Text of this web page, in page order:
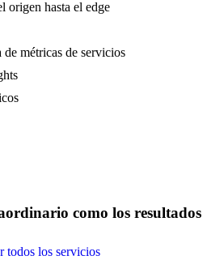
origen hasta el edge
métricas de servicios
como los resultados
todos los servicios